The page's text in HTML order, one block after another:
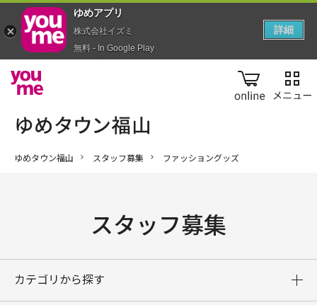
online
ゆめタウン福山 スタッフ募集 ファッショングッズ
スタッフ募集
カテゴリから探す
ゆめアプ‪リ‬
株式会社イズミ
無料 - In Google Play
詳細